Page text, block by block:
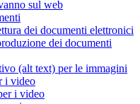
sul web
dei documenti elettronici
dei documenti
(alt text) per le immagini
i video
i video